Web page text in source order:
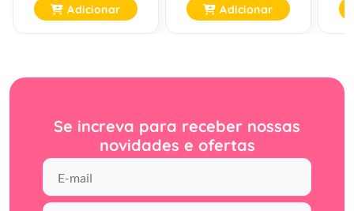
Adicionar Adicionar
Se increva para receber nossas
novidades e ofertas